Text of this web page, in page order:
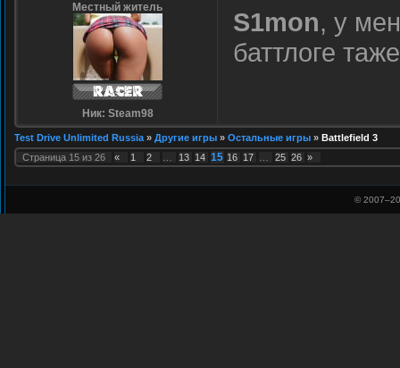
Местный житель
Ник: Steam98
S1mon, у
баттлоге
Test Drive Unlimited Russia » Другие игры » Остальные игры » Battlefield 3
Страница 15 из 26 « 1 2 13 14 15 16 17 25 26 »
© 2007–